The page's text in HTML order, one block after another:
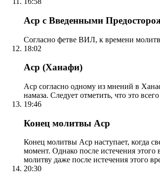
Аср с Введенными
Согласно фетве ВИЛ, к времени
18:02
Аср (Ханафи)
Аср согласно одному из мнений в
намаза. Следует отметить, что это
19:46
Конец молитвы Аср
Конец молитвы Аср наступает, когда
момент. Однако после истечения
молитву даже после истечения этого
20:30